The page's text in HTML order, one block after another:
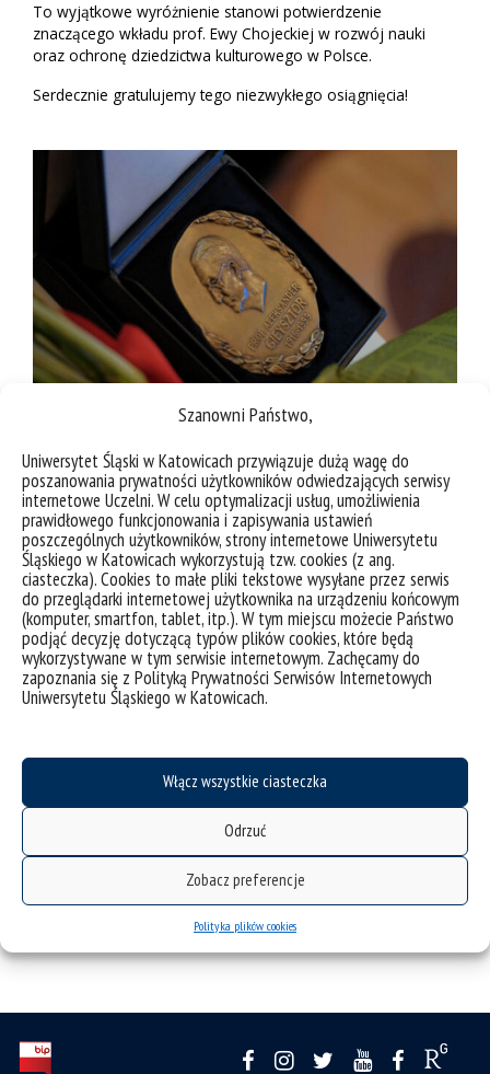
Szanowni Państwo,
Uniwersytet Śląski w Katowicach przywiązuje dużą wagę do
poszanowania prywatności użytkowników odwiedzających serwisy
internetowe Uczelni. W celu optymalizacji usług, umożliwienia
prawidłowego funkcjonowania i zapisywania ustawień
poszczególnych użytkowników, strony internetowe Uniwersytetu
Śląskiego w Katowicach wykorzystują tzw. cookies (z ang.
ciasteczka). Cookies to małe pliki tekstowe wysyłane przez serwis
do przeglądarki internetowej użytkownika na urządzeniu końcowym
(komputer, smartfon, tablet, itp.). W tym miejscu możecie Państwo
podjąć decyzję dotyczącą typów plików cookies, które będą
wykorzystywane w tym serwisie internetowym. Zachęcamy do
zapoznania się z Polityką Prywatności Serwisów Internetowych
Uniwersytetu Śląskiego w Katowicach.
Włącz wszystkie ciasteczka
Odrzuć
Zobacz preferencje
Polityka plików cookies
To wyjątkowe wyróżnienie stanowi potwierdzenie
znaczącego wkładu prof. Ewy Chojeckiej w rozwój nauki
oraz ochronę dziedzictwa kulturowego w Polsce.
Serdecznie gratulujemy tego niezwykłego osiągnięcia!